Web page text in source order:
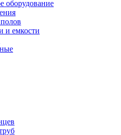
оборудование
и емкости